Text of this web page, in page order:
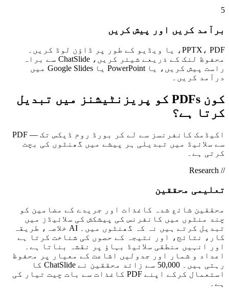
5
برآمد کریں اور پیش کریں
PPTX، PDF، یا ویڈیو کے طور پر ڈاؤن لوڈ کریں۔
محفوظ لنک کے ذریعے شیئر کریں، ChatSlide سے براہ
راست پیش کریں، یا PowerPoint یا Google Slides میں
درآمد کریں۔
کون PDFs کو پریزنٹیشنز میں تبدیل
کرتا ہے؟
اکیڈمک کانفرنسز سے لے کر بورڈ روم ڈیکس تک — PDF
سے سلائیڈ میں تبدیلی ہر پیشے میں گھنٹوں کی بچت
کرتی ہے۔
// Research
تعلیمی محققین
محققین شائع شدہ کاغذات اور جریدے کے مضامین کو
چند منٹوں میں کانفرنس کی پیشکش کی سلائیڈز میں
تبدیل کرتے ہیں نہ کہ گھنٹوں میں۔ AI خلاصہ، طریقہ
کار، نتائج، اور نتیجہ کے حصوں کی شناخت کرتا ہے
اور انہیں منطقی سلائیڈ بہاؤ پر نقشہ بناتا ہے۔
اعداد و شمار اور جدولیں اشاعت کے معیار پر محفوظ
رہتی ہیں۔ 50,000 سے زائد محققین نے ChatSlide کا
استعمال کرکے اپنے PDF کاغذات سے بات چیت تیار کی
ہے۔